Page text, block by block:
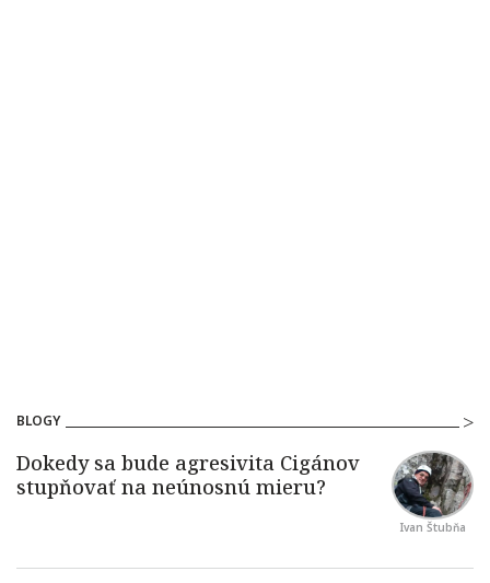
BLOGY
Ivan Štubňa